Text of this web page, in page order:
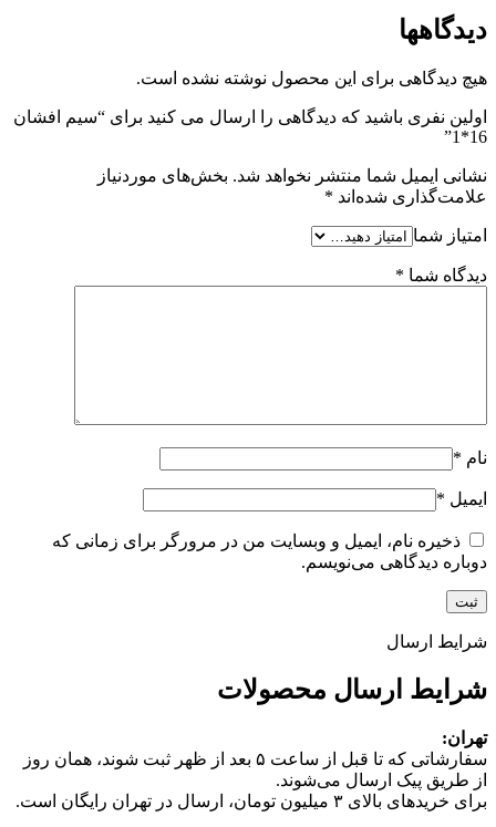
دیدگاهها
هیچ دیدگاهی برای این محصول نوشته نشده است.
اولین نفری باشید که دیدگاهی را ارسال می کنید برای “سیم افشان
16*1”
نشانی ایمیل شما منتشر نخواهد شد. بخش‌های موردنیاز
علامت‌گذاری شده‌اند *
امتیاز شما
دیدگاه شما *
نام *
ایمیل *
ذخیره نام، ایمیل و وبسایت من در مرورگر برای زمانی که
دوباره دیدگاهی می‌نویسم.
شرایط ارسال
شرایط ارسال محصولات
تهران:
سفارشاتی که تا قبل از ساعت ۵ بعد از ظهر ثبت شوند، همان روز
از طریق پیک ارسال می‌شوند.
برای خریدهای بالای ۳ میلیون تومان، ارسال در تهران رایگان است.